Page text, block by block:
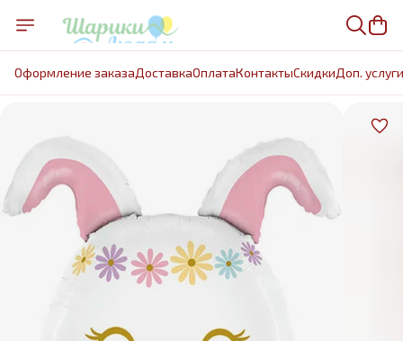
Оформление заказаДоставкаОплатаКонтактыCкидкиДоп. услуги